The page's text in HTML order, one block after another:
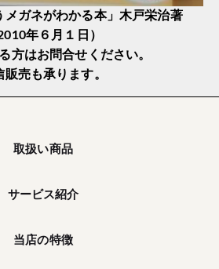
メガネがわかる本」木戸栄治著
2010年６月１日）
方はお問合せください。
販売も承ります。
取扱い商品
サービス紹介
当店の特徴